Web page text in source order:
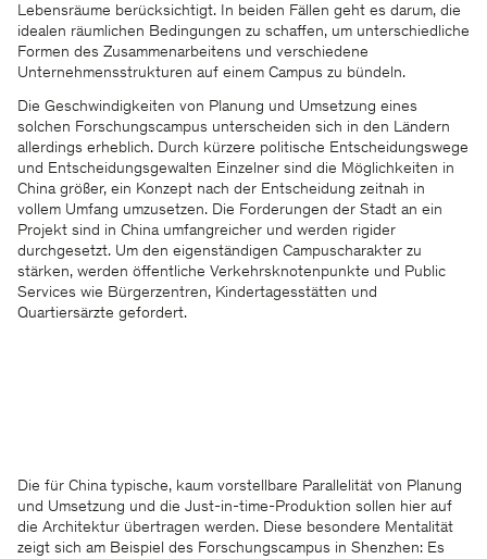
Lebensräume berücksichtigt. In beiden Fällen geht es darum, die
idealen räumlichen Bedingungen zu schaffen, um unterschiedliche
Formen des Zusammenarbeitens und verschiedene
Unternehmensstrukturen auf einem Campus zu bündeln.
Die Geschwindigkeiten von Planung und Umsetzung eines
solchen Forschungscampus unterscheiden sich in den Ländern
allerdings erheblich. Durch kürzere politische Entscheidungswege
und Entscheidungsgewalten Einzelner sind die Möglichkeiten in
China größer, ein Konzept nach der Entscheidung zeitnah in
vollem Umfang umzusetzen. Die Forderungen der Stadt an ein
Projekt sind in China umfangreicher und werden rigider
durchgesetzt. Um den eigenständigen Campuscharakter zu
stärken, werden öffentliche Verkehrsknotenpunkte und Public
Services wie Bürgerzentren, Kindertagesstätten und
Quartiersärzte gefordert.
Die für China typische, kaum vorstellbare Parallelität von Planung
und Umsetzung und die Just-in-time-Produktion sollen hier auf
die Architektur übertragen werden. Diese besondere Mentalität
zeigt sich am Beispiel des Forschungscampus in Shenzhen: Es